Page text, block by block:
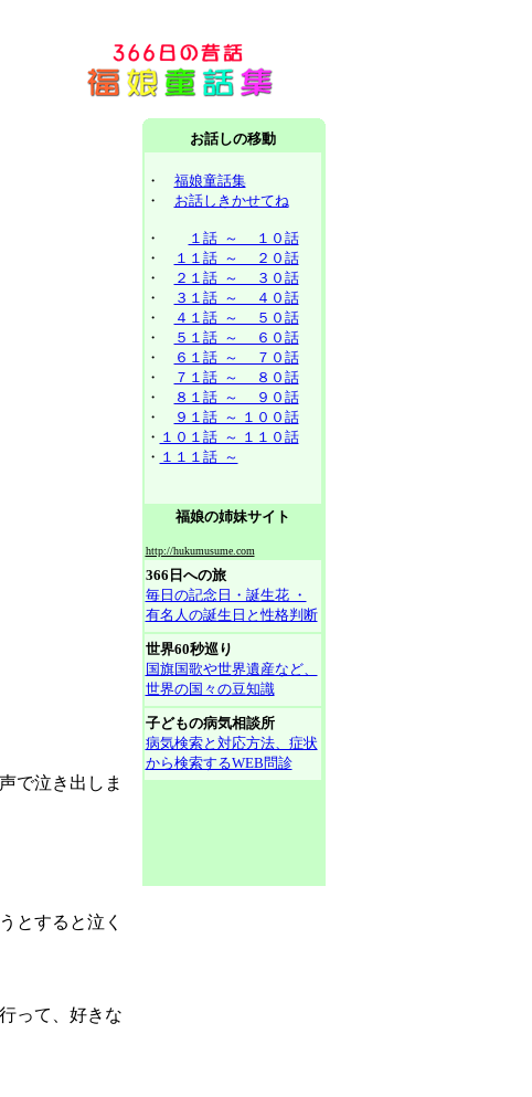
で泣き出しま
とすると泣く
って、好きな
お話しの移動
・ 福娘童話集
・ お話しきかせてね
・
１話 ～ １０話
・
１１話 ～ ２０話
・
２１話 ～ ３０話
・
３１話 ～ ４０話
・
４１話 ～ ５０話
・
５１話 ～ ６０話
・
６１話 ～ ７０話
・
７１話 ～ ８０話
・
８１話 ～ ９０話
・
９１話 ～ １００話
・ １０１話 ～ １１０話
・ １１１話 ～
福娘の姉妹サイト
http://hukumusume.com
366日への旅
毎日の記念日・誕生花 ・
有名人の誕生日と性格判断
世界60秒巡り
国旗国歌や世界遺産など、
世界の国々の豆知識
子どもの病気相談所
病気検索と対応方法、症状
から検索するWEB問診